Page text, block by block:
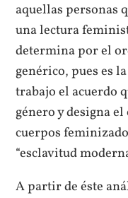
aquellas personas
una lectura
determina por el
genérico, pues es
trabajo el acuerdo
género y designa
cuerpos
“esclavitud
A partir de éste